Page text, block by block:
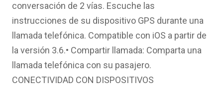
conversación de 2 vías. Escuche las
instrucciones de su dispositivo GPS durante una
llamada telefónica. Compatible con iOS a partir de
la versión 3.6.• Compartir llamada: Comparta una
llamada telefónica con su pasajero.
CONECTIVIDAD CON DISPOSITIVOS